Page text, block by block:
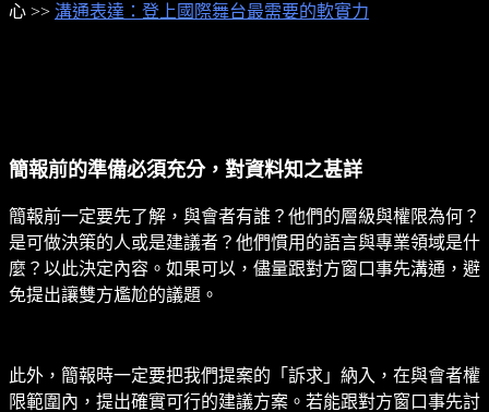
心 >> 溝通表達：登上國際舞台最需要的軟實力
簡報前的準備必須充分，對資料知之甚詳
簡報前一定要先了解，與會者有誰？他們的層級與權限為何？
是可做決策的人或是建議者？他們慣用的語言與專業領域是什
麼？以此決定內容。如果可以，儘量跟對方窗口事先溝通，避
免提出讓雙方尷尬的議題。
此外，簡報時一定要把我們提案的「訴求」納入，在與會者權
限範圍內，提出確實可行的建議方案。若能跟對方窗口事先討